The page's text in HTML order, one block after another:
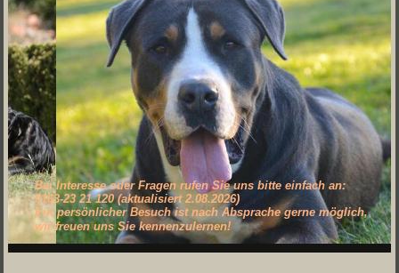
Bei Interesse oder Fragen rufen Sie uns bitte einfach an:
0163-23 21 120 (aktualisiert 2.08.2026)
Ein persönlicher Besuch ist nach Absprache gerne möglich,
wir freuen uns Sie kennenzulernen!